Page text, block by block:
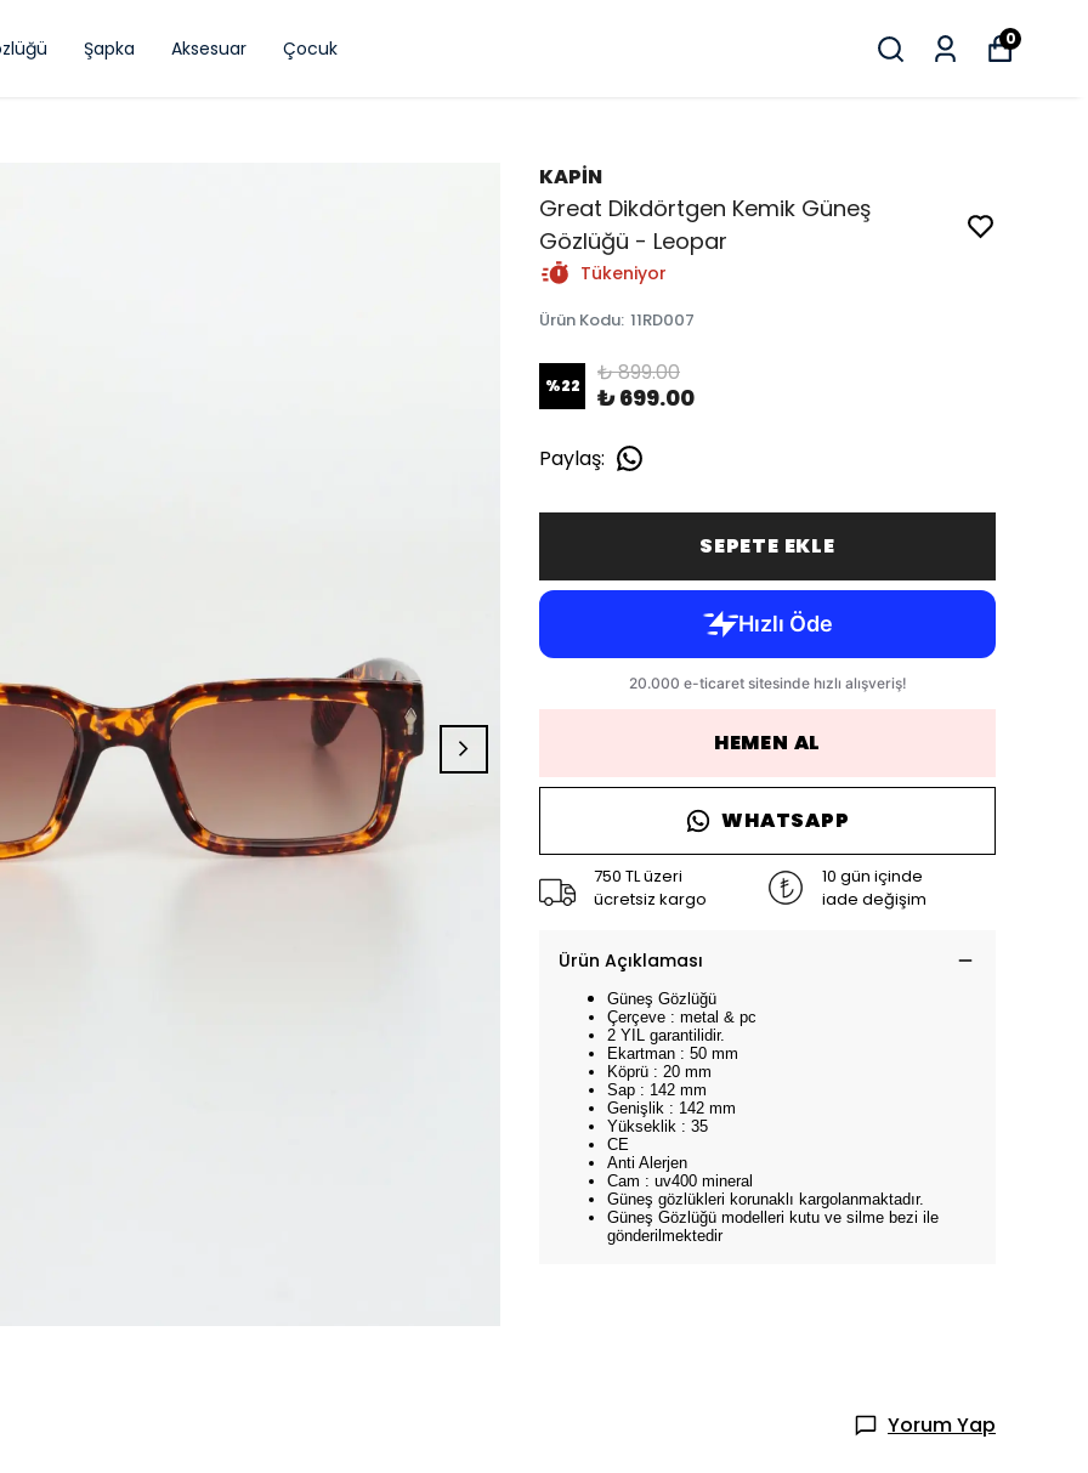
Şapka Aksesuar Çocuk 0
KAPİN
Great Dikdörtgen Kemik Güneş
Gözlüğü - Leopar
Tükeniyor
Ürün Kodu: 11RD007
%22 ₺ 899.00
₺ 699.00
Paylaş:
SEPETE EKLE
HEMEN AL
WHATSAPP
750 TL üzeri
ücretsiz kargo
10 gün içinde
iade değişim
Ürün Açıklaması
Güneş Gözlüğü
Çerçeve : metal & pc
2 YIL garantilidir.
Ekartman : 50 mm
Köprü : 20 mm
Sap : 142 mm
Genişlik : 142 mm
Yükseklik : 35
CE
Anti Alerjen
Cam : uv400 mineral
Güneş gözlükleri korunaklı kargolanmaktadır.
Güneş Gözlüğü modelleri kutu ve silme bezi ile
gönderilmektedir
Yorum Yap